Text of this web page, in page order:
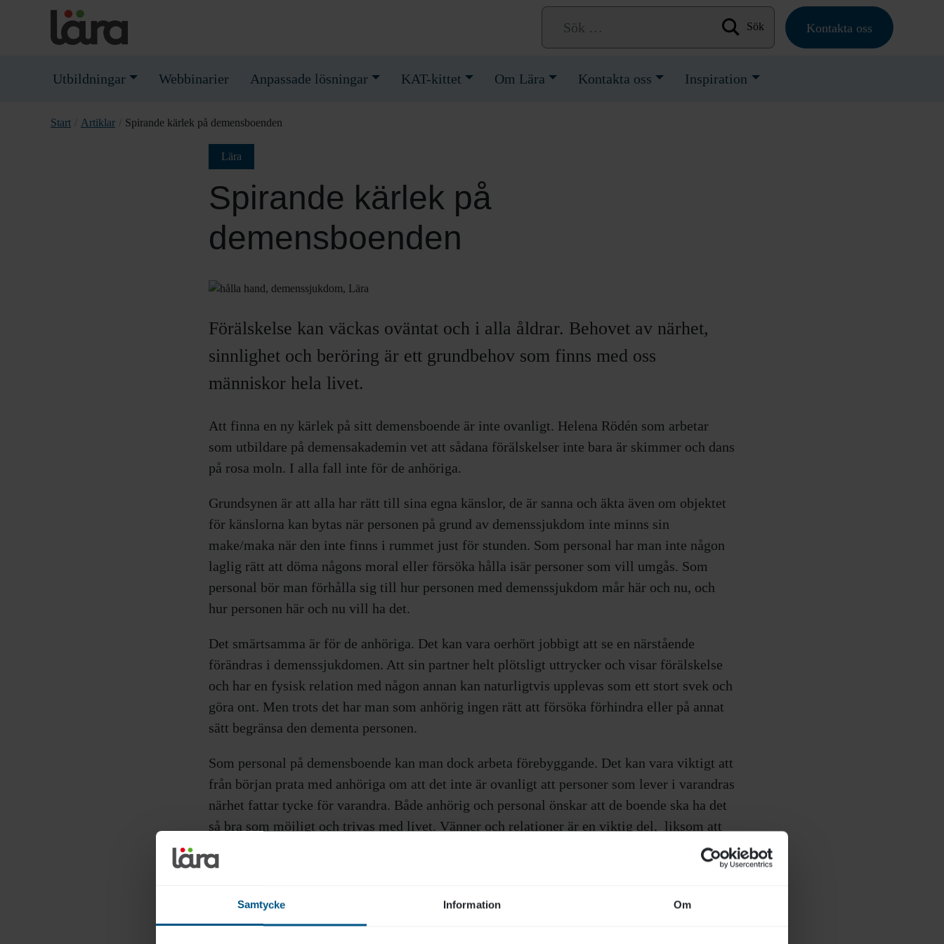
Samtycke Information Om
Kontakta oss
Utbildningar Webbinarier Anpassade lösningar KAT-kittet Om Lära Kontakta oss Inspiration
Start Artiklar Spirande kärlek på demensboenden
Lära
Spirande kärlek på
demensboenden
Förälskelse kan väckas oväntat och i alla åldrar. Behovet av närhet,
sinnlighet och beröring är ett grundbehov som finns med oss
människor hela livet.
Att finna en ny kärlek på sitt demensboende är inte ovanligt. Helena Rödén som arbetar
som utbildare på demensakademin vet att sådana förälskelser inte bara är skimmer och dans
på rosa moln. I alla fall inte för de anhöriga.
Grundsynen är att alla har rätt till sina egna känslor, de är sanna och äkta även om objektet
för känslorna kan bytas när personen på grund av demenssjukdom inte minns sin
make/maka när den inte finns i rummet just för stunden. Som personal har man inte någon
laglig rätt att döma någons moral eller försöka hålla isär personer som vill umgås. Som
personal bör man förhålla sig till hur personen med demenssjukdom mår här och nu, och
hur personen här och nu vill ha det.
Det smärtsamma är för de anhöriga. Det kan vara oerhört jobbigt att se en närstående
förändras i demenssjukdomen. Att sin partner helt plötsligt uttrycker och visar förälskelse
och har en fysisk relation med någon annan kan naturligtvis upplevas som ett stort svek och
göra ont. Men trots det har man som anhörig ingen rätt att försöka förhindra eller på annat
sätt begränsa den dementa personen.
Som personal på demensboende kan man dock arbeta förebyggande. Det kan vara viktigt att
från början prata med anhöriga om att det inte är ovanligt att personer som lever i varandras
närhet fattar tycke för varandra. Både anhörig och personal önskar att de boende ska ha det
så bra som möjligt och trivas med livet. Vänner och relationer är en viktig del, liksom att
respekt och förståelse är värdeord att arbete från.